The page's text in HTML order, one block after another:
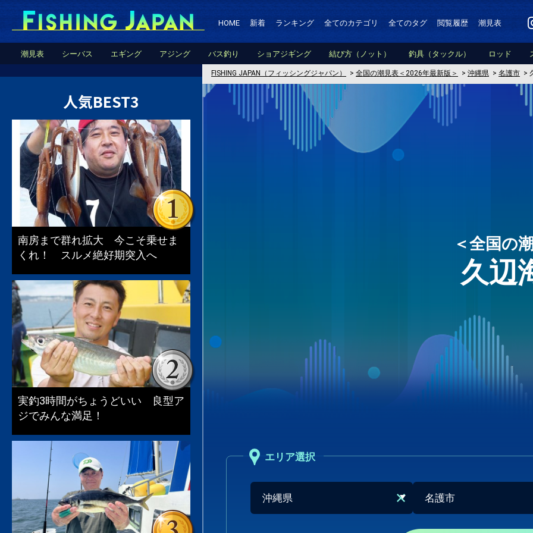
HOME 新着 ランキング 全てのカテゴリ 全てのタグ 閲覧履歴 潮見表
潮見表 シーバス エギング アジング バス釣り ショアジギング 結び方（ノット） 釣具（タックル） ロッド
FISHING JAPAN（フィッシングジャパン） > 全国の潮見表＜2026年最新版＞ > 沖縄県 > 名護市 >
＜全国の
久辺
エリア選択
人気BEST3
南房まで群れ拡大 今こそ乗せま
くれ！ スルメ絶好期突入へ
実釣3時間がちょうどいい 良型ア
ジでみんな満足！